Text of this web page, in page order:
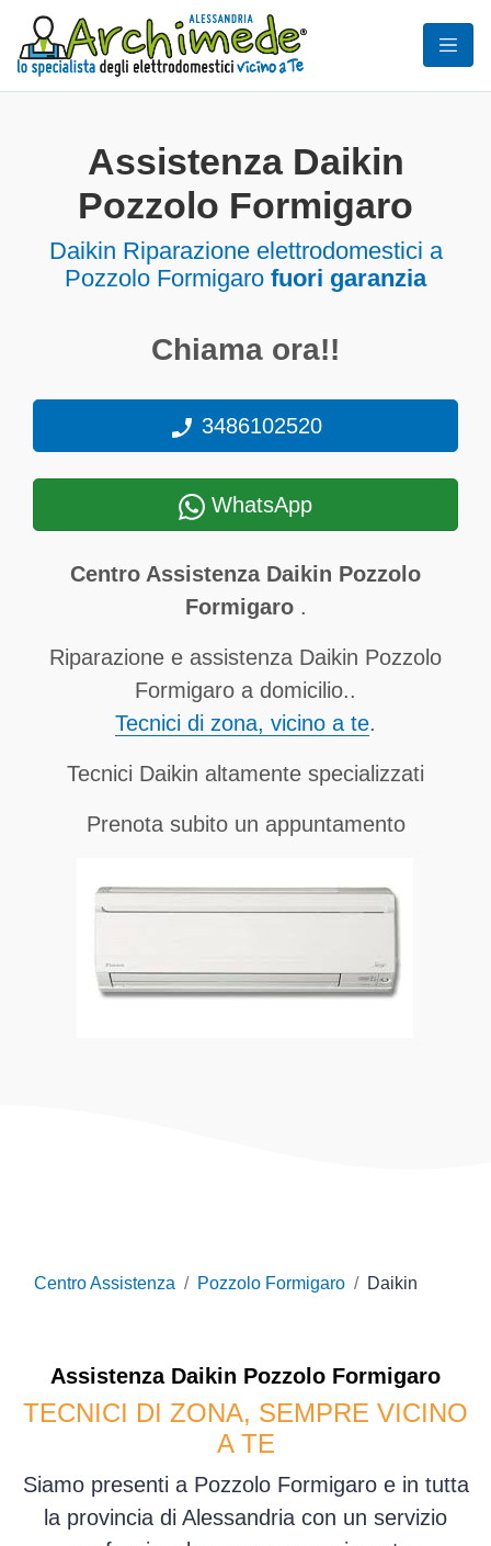
Assistenza Daikin
Pozzolo Formigaro
Daikin Riparazione elettrodomestici a
Pozzolo Formigaro fuori garanzia
Chiama ora!!
3486102520
WhatsApp
Centro Assistenza Daikin Pozzolo
Formigaro .
Riparazione e assistenza Daikin Pozzolo
Formigaro a domicilio..
Tecnici di zona, vicino a te.
Tecnici Daikin altamente specializzati
Prenota subito un appuntamento
Centro Assistenza Pozzolo Formigaro Daikin
Assistenza Daikin Pozzolo Formigaro
TECNICI DI ZONA, SEMPRE VICINO
A TE
Siamo presenti a Pozzolo Formigaro e in tutta
la provincia di Alessandria con un servizio